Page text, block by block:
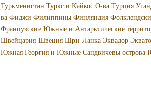
Туркменистан Туркс и Кайкос О-ва Турция
ва Фиджи Филиппины Финляндия
Французские Южные и Антарктические
Швейцария Швеция Шри-Ланка Эквадор
Южная Георгия и Южные Сандвичевы острова